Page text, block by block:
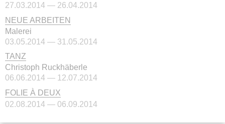
27.03.2014 — 26.04.2014
NEUE ARBEITEN
Malerei
03.05.2014 — 31.05.2014
TANZ
Christoph Ruckhäberle
06.06.2014 — 12.07.2014
FOLIE À DEUX
02.08.2014 — 06.09.2014